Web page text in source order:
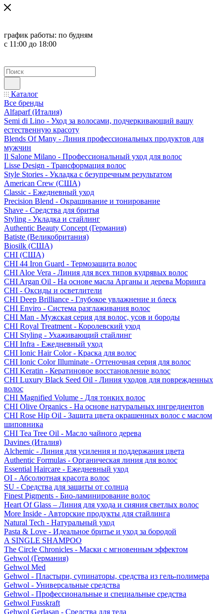
график работы: по будням
с 11:00 до 18:00
Каталог
Все бренды
Alfaparf (Италия)
Semi di Lino - Уход за волосами, подчеркивающий вашу
естественную красоту
Blends Of Many - Линия профессиональных продуктов для
мужчин
Il Salone Milano - Профессиональный уход для волос
Lisse Design - Трансформация волос
Style Stories - Укладка с безупречным результатом
American Crew (США)
Classic - Ежедневный уход
Precision Blend - Окрашивание и тонирование
Shave - Средства для бритья
Styling - Укладка и стайлинг
Authentic Beauty Concept (Германия)
Batiste (Великобритания)
Biosilk (США)
CHI (США)
CHI 44 Iron Guard - Термозащита волос
CHI Aloe Vera - Линия для всех типов кудрявых волос
CHI Argan Oil - На основе масла Арганы и дерева Моринга
CHI - Оксиды и осветлители
CHI Deep Brilliance - Глубокое увлажнение и блеск
CHI Enviro - Система разглаживания волос
CHI Man - Мужская серия для волос, усов и бороды
CHI Royal Treatment - Королевский уход
CHI Styling - Ухаживающий стайлинг
CHI Infra - Ежедневный уход
CHI Ionic Hair Color - Краска для волос
CHI Ionic Color Illuminate - Оттеночная серия для волос
CHI Keratin - Кератиновое восстановление волос
CHI Luxury Black Seed Oil - Линия уходов для поврежденных
волос
CHI Magnified Volume - Для тонких волос
CHI Olive Organics - На основе натуральных ингредиентов
CHI Rose Hip Oil - Защита цвета окрашенных волос с маслом
шиповника
CHI Tea Tree Oil - Масло чайного дерева
Davines (Италия)
Alchemic - Линия для усиления и поддержания цвета
Authentic Formulas - Органическая линия для волос
Essential Haircare - Eжедневный уход
OI - Абсолютная красота волос
SU - Средства для защиты от солнца
Finest Pigments - Био-ламинирование волос
Heart Of Glass – Линия для ухода и сияния светлых волос
More Inside - Авторские продукты для стайлинга
Natural Tech - Натуральный уход
Pasta & Love - Идеальное бритье и уход за бородой
A SINGLE SHAMPOO
The Circle Chronicles - Маски с мгновенным эффектом
Gehwol (Германия)
Gehwol Med
Gehwol - Пластыри, супинаторы, средства из гель-полимера
Gehwol - Универсальные средства
Gehwol - Профессиональные и специальные средства
Gehwol Fusskraft
Gehwol Gerlasan - Средства для тела